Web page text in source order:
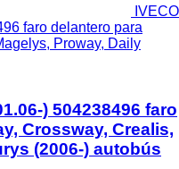
IVECO
faro delantero para
Proway, Daily
) 504238496 faro
Crossway, Crealis,
(2006-) autobús